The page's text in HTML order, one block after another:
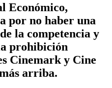
Económico,
por no haber una
la competencia y
prohibición
Cinemark y Cine
arriba.